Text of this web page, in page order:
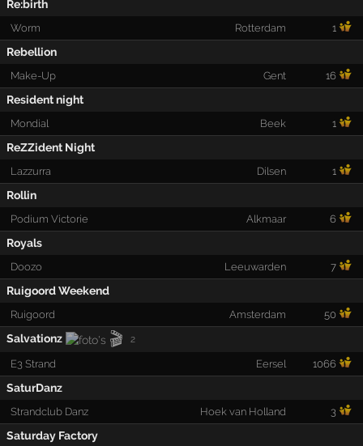
Re:birth
Worm Rotterdam 1
Rebellion
Make-Up Gent 16
Resident night
Mondial Beek 1
ReZZident Night
Lazzurra Dilsen 1
Rollin
Podium Victorie Alkmaar 6
Royals
Doozo Leeuwarden 7
Ruigoord Weekend
Ruigoord Amsterdam 50
Salvationz 🎬 2
E3 Strand Eersel 1066
SaturDanz
Strandclub Danz Hoek van Holland 3
Saturday Factory